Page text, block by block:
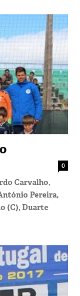
0
Carvalho,
Pereira,
(C), Duarte